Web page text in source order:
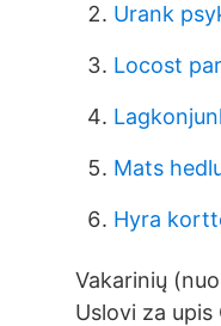
Urank
Locost
Mats
Hyra
Vakarinių
Uslovi za